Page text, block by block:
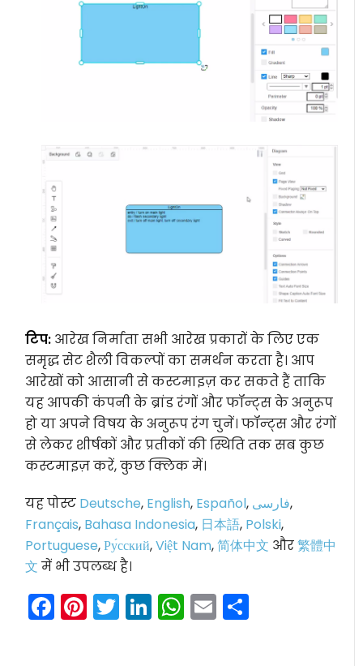
टिप: आरेख निर्माता सभी आरेख प्रकारों के लिए एक
समृद्ध सेट शैली विकल्पों का समर्थन करता है। आप
आरेखों को आसानी से कस्टमाइज़ कर सकते हैं ताकि
यह आपकी कंपनी के ब्रांड रंगों और फॉन्ट्स के अनुरूप
हो या अपने विषय के अनुरूप रंग चुनें। फॉन्ट्स और रंगों
से लेकर शीर्षकों और प्रतीकों की स्थिति तक सब कुछ
कस्टमाइज़ करें, कुछ क्लिक में।
यह पोस्ट Deutsche, English, Español, فارسی,
Français, Bahasa Indonesia, 日本語, Polski,
Portuguese,Ру́сский,Việt Nam,简体中文 और繁體中
文 में भी उपलब्ध है।
Facebook
Pinterest
Twitter
LinkedIn
WhatsApp
Email